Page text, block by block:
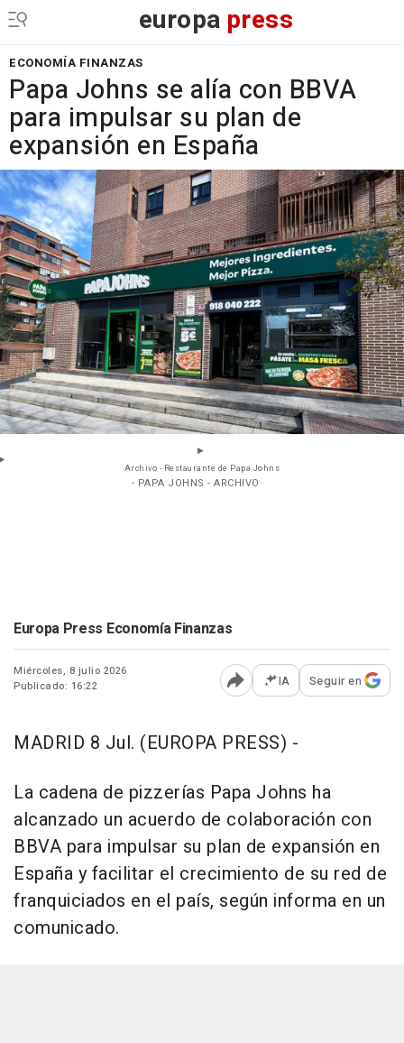
europa press
ECONOMÍA FINANZAS
Papa Johns se alía con BBVA
para impulsar su plan de
expansión en España
Archivo - Restaurante de Papa Johns
- PAPA JOHNS - ARCHIVO
Europa Press Economía Finanzas
Miércoles, 8 julio 2026
Publicado: 16:22
Abrir opciones para
IA Seguir en
MADRID 8 Jul. (EUROPA PRESS) -
La cadena de pizzerías Papa Johns ha
alcanzado un acuerdo de colaboración con
BBVA para impulsar su plan de expansión en
España y facilitar el crecimiento de su red de
franquiciados en el país, según informa en un
comunicado.